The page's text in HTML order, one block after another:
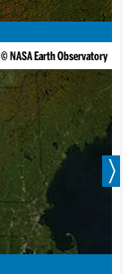
© NASA Earth Observatory